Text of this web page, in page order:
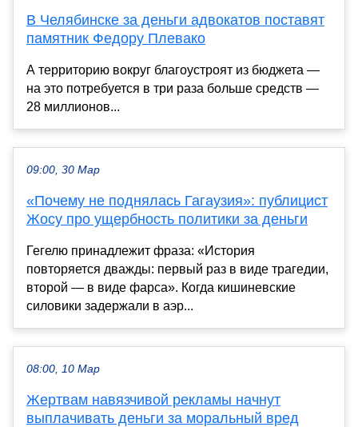
В Челябинске за деньги адвокатов поставят
памятник Федору Плевако
А территорию вокруг благоустроят из бюджета —
на это потребуется в три раза больше средств —
28 миллионов...
09:00, 30 Мар
«Почему не поднялась Гагаузия»: публицист
Жосу про ущербность политики за деньги
Гегелю принадлежит фраза: «История
повторяется дважды: первый раз в виде трагедии,
второй — в виде фарса». Когда кишиневские
силовики задержали в аэр...
08:00, 10 Мар
Жертвам навязчивой рекламы начнут
выплачивать деньги за моральный вред